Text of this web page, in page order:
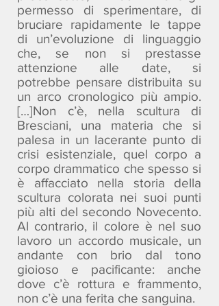
permesso di sperimentare, di
bruciare rapidamente le tappe
di un’evoluzione di linguaggio
che, se non si prestasse
attenzione alle date, si
potrebbe pensare distribuita su
un arco cronologico più ampio.
[…]Non c’è, nella scultura di
Bresciani, una materia che si
palesa in un lacerante punto di
crisi esistenziale, quel corpo a
corpo drammatico che spesso si
è affacciato nella storia della
scultura colorata nei suoi punti
più alti del secondo Novecento.
Al contrario, il colore è nel suo
lavoro un accordo musicale, un
andante con brio dal tono
gioioso e pacificante: anche
dove c’è rottura e frammento,
non c’è una ferita che sanguina.